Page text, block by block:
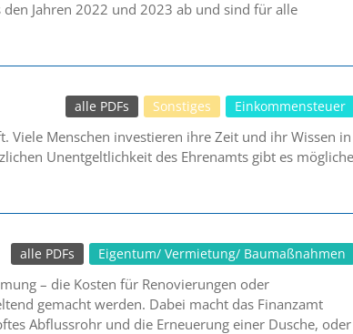
Jahren 2022 und 2023 ab und sind für alle
Einkommensteuer
Sonstiges
alle PDFs
Viele Menschen investieren ihre Zeit und ihr Wissen in
Unentgeltlichkeit des Ehrenamts gibt es mögliche
Eigentum/ Vermietung/ Baumaßnahmen
alle PDFs
– die Kosten für Renovierungen oder
gemacht werden. Dabei macht das Finanzamt
Abflussrohr und die Erneuerung einer Dusche, oder